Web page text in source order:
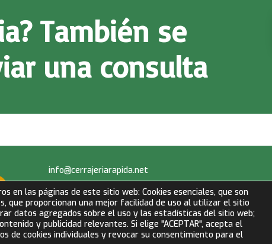
También se
una consulta
info@cerrajeriarapida.net
677 153 750
LLAMAR AHORA
en las páginas de este sitio web: Cookies esenciales, que son
que proporcionan una mejor facilidad de uso al utilizar el sitio
datos agregados sobre el uso y las estadísticas del sitio web;
y publicidad relevantes. Si elige "ACEPTAR", acepta el
de cookies individuales y revocar su consentimiento para el